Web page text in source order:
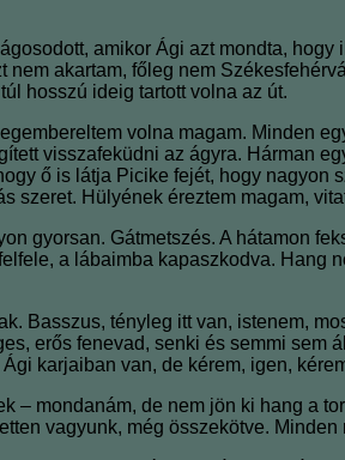
amikor Ági azt mondta,
akartam, főleg nem
hosszú ideig tartott volna az út.
volna magam. Minden
visszafeküdni az ágyra. Hárman
ő is látja Picike fejét, hogy
szeret. Hülyének éreztem magam,
gyorsan. Gátmetszés. A hátamon
a lábaimba kapaszkodva. Hang
Basszus, tényleg itt van, istenem,
erős fenevad, senki és semmi
karjaiban van, de kérem, igen,
– mondanám, de nem jön ki hang a
vagyunk, még összekötve.